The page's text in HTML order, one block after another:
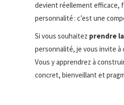
devient réellement efficace,
personnalité : c’est une
Si vous souhaitez prendre
personnalité, je vous invite à
Vous y apprendrez à
concret, bienveillant et